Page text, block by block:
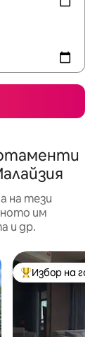
на тези
им
и др.
Най-популярен
Избор на